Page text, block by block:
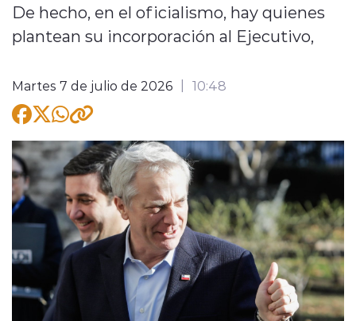
modo claro
De hecho, en el oficialismo, hay quienes
plantean su incorporación al Ejecutivo,
Martes 7 de julio de 2026 10:48